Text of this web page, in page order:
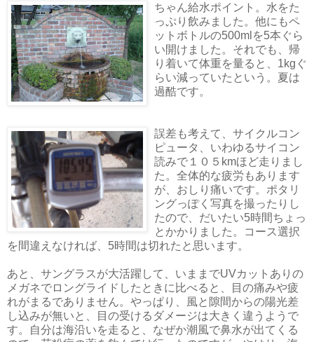
ちゃん給水ポイント。水をた
っぷり飲みました。他にもペ
ットボトルの500mlを5本ぐら
い開けました。それでも、帰
り着いて体重を量ると、1kgぐ
らい減っていたという。夏は
過酷です。
誤差も考えて、サイクルコン
ピュータ、いわゆるサイコン
読みで１０５kmほど走りまし
た。全体的な疲労もあります
が、おしり痛いです。ポタリ
ングっぽく写真を撮ったりし
たので、だいたい5時間ちょっ
とかかりました。コース選択
を間違えなければ、5時間は切れたと思います。
あと、サングラスが大活躍して、いままでUVカットありの
メガネでロングライドしたときに比べると、目の痛みや疲
れがまるでありません。やっぱり、風と隙間からの陽光差
し込みが無いと、目の受けるダメージは大きく違うようで
す。自分は海沿いを走ると、なぜか潮風で鼻水が出てくる